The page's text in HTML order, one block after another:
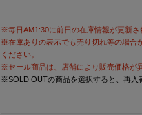
※毎日AM1:30に前日の在庫情報が更新さ
※在庫ありの表示でも売り切れ等の場合
ください。
※セール商品は、店舗により販売価格が
※SOLD OUTの商品を選択すると、再入